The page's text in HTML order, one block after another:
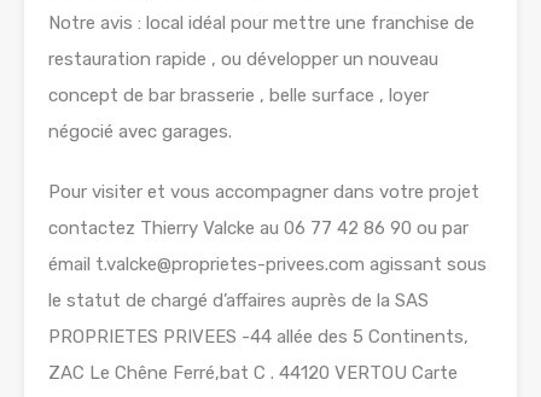
Notre avis : local idéal pour mettre une franchise de
restauration rapide , ou développer un nouveau
concept de bar brasserie , belle surface , loyer
négocié avec garages.
Pour visiter et vous accompagner dans votre projet
contactez Thierry Valcke au 06 77 42 86 90 ou par
émail t.valcke@proprietes-privees.com agissant sous
le statut de chargé d’affaires auprès de la SAS
PROPRIETES PRIVEES -44 allée des 5 Continents,
ZAC Le Chêne Ferré,bat C . 44120 VERTOU Carte